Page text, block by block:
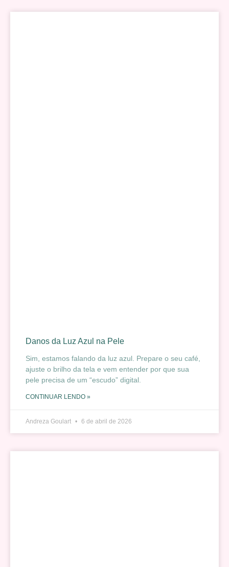
Danos da Luz Azul na Pele
Sim, estamos falando da luz azul. Prepare o seu café,
ajuste o brilho da tela e vem entender por que sua
pele precisa de um “escudo” digital.
CONTINUAR LENDO »
Andreza Goulart 6 de abril de 2026